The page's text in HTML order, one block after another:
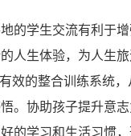
的学生交流有利于增
人生体验，为人生旅
效的整合训练系统，
。协助孩子提升意
的学习和生活习惯，